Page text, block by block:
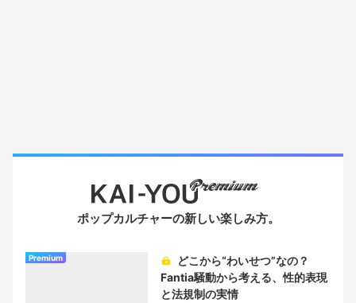
ポップカルチャーの新しい楽しみ方。
Premium
Fantia騒動から考える、性的表現
と法規制の実情